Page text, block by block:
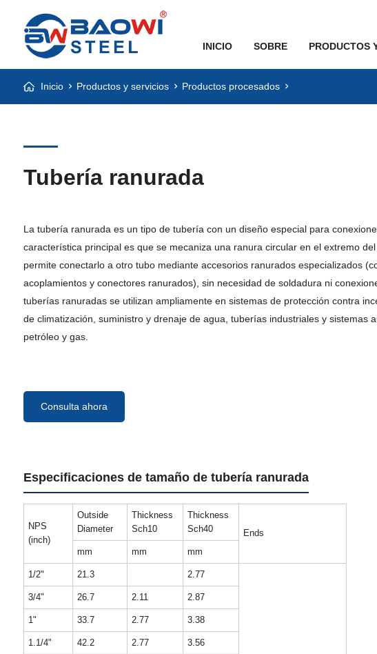
INICIO SOBRE PRODUCTOS
Inicio Productos y servicios Productos procesados
Tubería ranurada
La tubería ranurada es un tipo de tubería con un diseño especial para
característica principal es que se mecaniza una ranura circular en el extremo
permite conectarlo a otro tubo mediante accesorios ranurados especializados
acoplamientos y conectores ranurados), sin necesidad de soldadura ni
tuberías ranuradas se utilizan ampliamente en sistemas de protección contra
de climatización, suministro y drenaje de agua, tuberías industriales y sistemas
petróleo y gas.
Consulta ahora
Especificaciones de tamaño de tubería ranurada
NPS
(inch)
Outside
Diameter
Thickness
Sch10
Thickness
Sch40
Ends
mm
mm mm
1/2" 21.3 2.77
3/4" 26.7 2.11 2.87
1" 33.7 2.77 3.38
1.1/4" 42.2 2.77 3.56